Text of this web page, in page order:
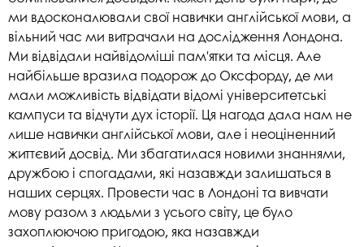
ми вдосконалювали свої навички англійської мови, а
вільний час ми витрачали на дослідження Лондона.
Ми відвідали найвідоміші пам'ятки та місця. Але
найбільше вразила подорож до Оксфорду, де ми
мали можливість відвідати відомі університетські
кампуси та відчути дух історії. Ця нагода дала нам не
лише навички англійської мови, але і неоціненний
життєвий досвід. Ми збагатилася новими знаннями,
дружбою і спогадами, які назавжди залишаться в
наших серцях. Провести час в Лондоні та вивчати
мову разом з людьми з усього світу, це було
захоплюючою пригодою, яка назавжди